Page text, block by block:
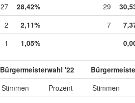
27 28,42% 29
2 2,11% 7
1 1,05%
Bürgermeisterwahl '22
Stimmen
Prozent
Stimmen